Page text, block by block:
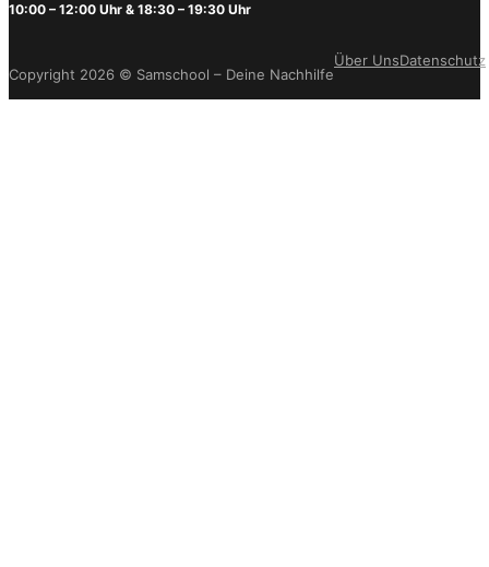
10:00 – 12:00 Uhr & 18:30 – 19:30 Uhr
Copyright 2026 © Samschool – Deine Nachhilfe
Über UnsDatenschutz